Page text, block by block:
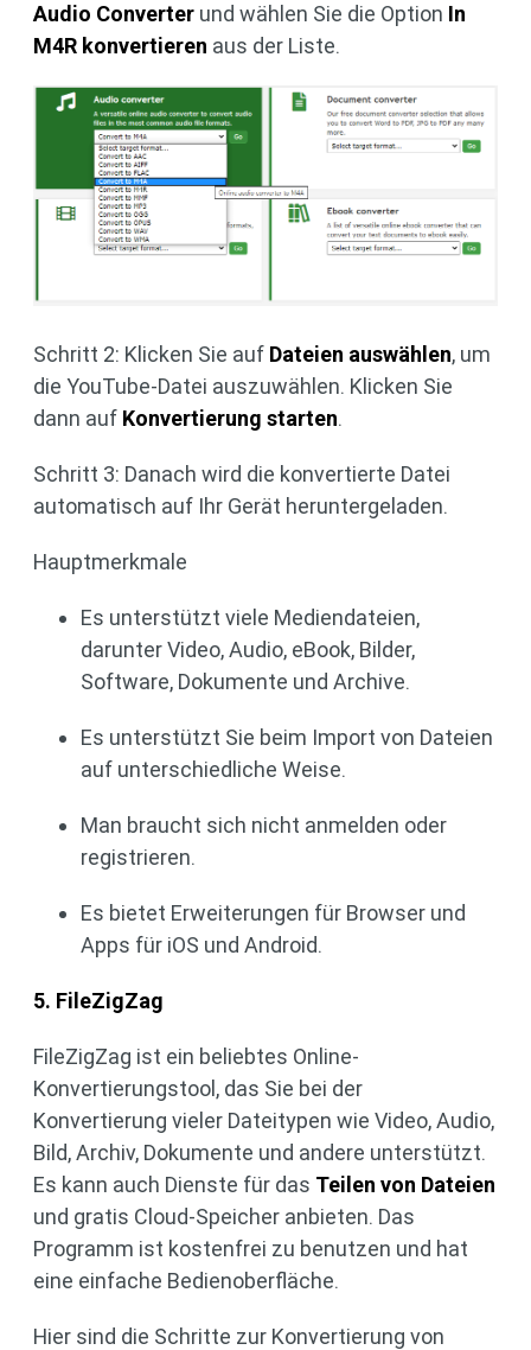
Audio Converter und wählen Sie die Option In
M4R konvertieren aus der Liste.
Schritt 2: Klicken Sie auf Dateien auswählen, um
die YouTube-Datei auszuwählen. Klicken Sie
dann auf Konvertierung starten.
Schritt 3: Danach wird die konvertierte Datei
automatisch auf Ihr Gerät heruntergeladen.
Hauptmerkmale
Es unterstützt viele Mediendateien,
darunter Video, Audio, eBook, Bilder,
Software, Dokumente und Archive.
Es unterstützt Sie beim Import von Dateien
auf unterschiedliche Weise.
Man braucht sich nicht anmelden oder
registrieren.
Es bietet Erweiterungen für Browser und
Apps für iOS und Android.
5. FileZigZag
FileZigZag ist ein beliebtes Online-
Konvertierungstool, das Sie bei der
Konvertierung vieler Dateitypen wie Video, Audio,
Bild, Archiv, Dokumente und andere unterstützt.
Es kann auch Dienste für das Teilen von Dateien
und gratis Cloud-Speicher anbieten. Das
Programm ist kostenfrei zu benutzen und hat
eine einfache Bedienoberfläche.
Hier sind die Schritte zur Konvertierung von